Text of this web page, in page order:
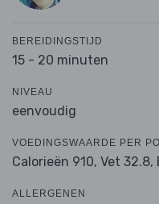
BEREIDINGSTIJD
15 - 20 minuten
NIVEAU
eenvoudig
VOEDINGSWAARDE PER
Calorieën 910, Vet 32.8,
ALLERGENEN